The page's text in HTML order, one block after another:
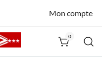
Mon compte
0